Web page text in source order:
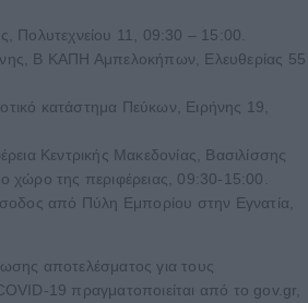
Πολυτεχνείου 11, 09:30 – 15:00.
Β ΚΑΠΗ Αμπελοκήπων, Ελευθερίας 55
κατάστημα Πεύκων, Ειρήνης 19,
Κεντρικής Μακεδονίας, Βασιλίσσης
χώρο της περιφέρειας, 09:30-15:00.
από Πύλη Εμπορίου στην Εγνατία,
αποτελέσματος για τους
19 πραγματοποιείται από το gov.gr,